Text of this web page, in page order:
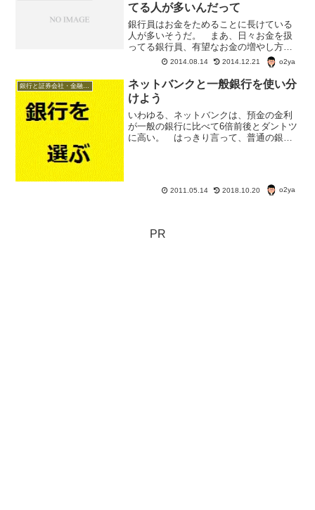
てる人が多いんだって
銀行員はお金をためることに長けている
人が多いそうだ。 まあ、日々お金を扱
ってる銀行員、有望なお金の増やし方が
わかってるんだろう？ ということでは
ないらしい。 一言で言えば「自分の持
っているお金を把握している」「時間と
お金を管理することに長け...
2014.08.14 2014.12.21 o2ya
銀行と証券会社・金融商品
ネットバンクと一般銀行を使い分
けよう
いわゆる、ネットバンクは、預金の金利
が一般の銀行に比べて6倍前後とダントツ
に高い。 はっきり言って、普通の銀行
2011.05.14 2018.10.20 o2ya
PR